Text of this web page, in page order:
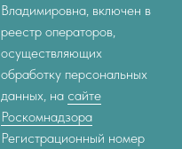
Владимировна, включен в
реестр операторов,
осуществляющих
обработку персональных
данных, на сайте
Роскомнадзора
Регистрационный номер